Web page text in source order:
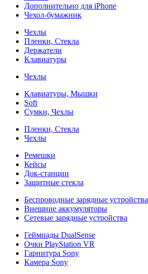
Дополнительно для iPhone
Чехол-бумажник
Чехлы
Пленки, Стекла
Держатели
Клавиатуры
Чехлы
Клавиатуры, Мышки
Soft
Сумки, Чехлы
Пленки, Стекла
Чехлы
Ремешки
Кейсы
Док-станции
Защитные стекла
Беспроводные зарядные устройства
Внешние аккумуляторы
Сетевые зарядные устройства
Геймпады DualSense
Очки PlayStation VR
Гарнитура Sony
Камера Sony